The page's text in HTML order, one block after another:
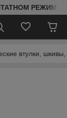
РЕЖИМЕ
втулки,